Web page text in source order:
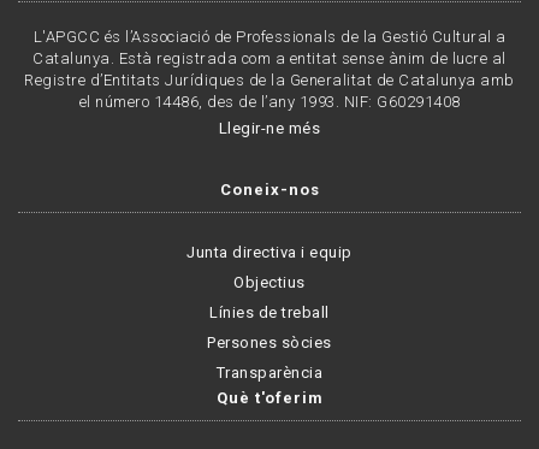
L'APGCC és l’Associació de Professionals de la Gestió Cultural a
Catalunya. Està registrada com a entitat sense ànim de lucre al
Registre d’Entitats Jurídiques de la Generalitat de Catalunya amb
el número 14486, des de l’any 1993. NIF: G60291408
Llegir-ne més
Coneix-nos
Junta directiva i equip
Objectius
Línies de treball
Persones sòcies
Transparència
Què t'oferim